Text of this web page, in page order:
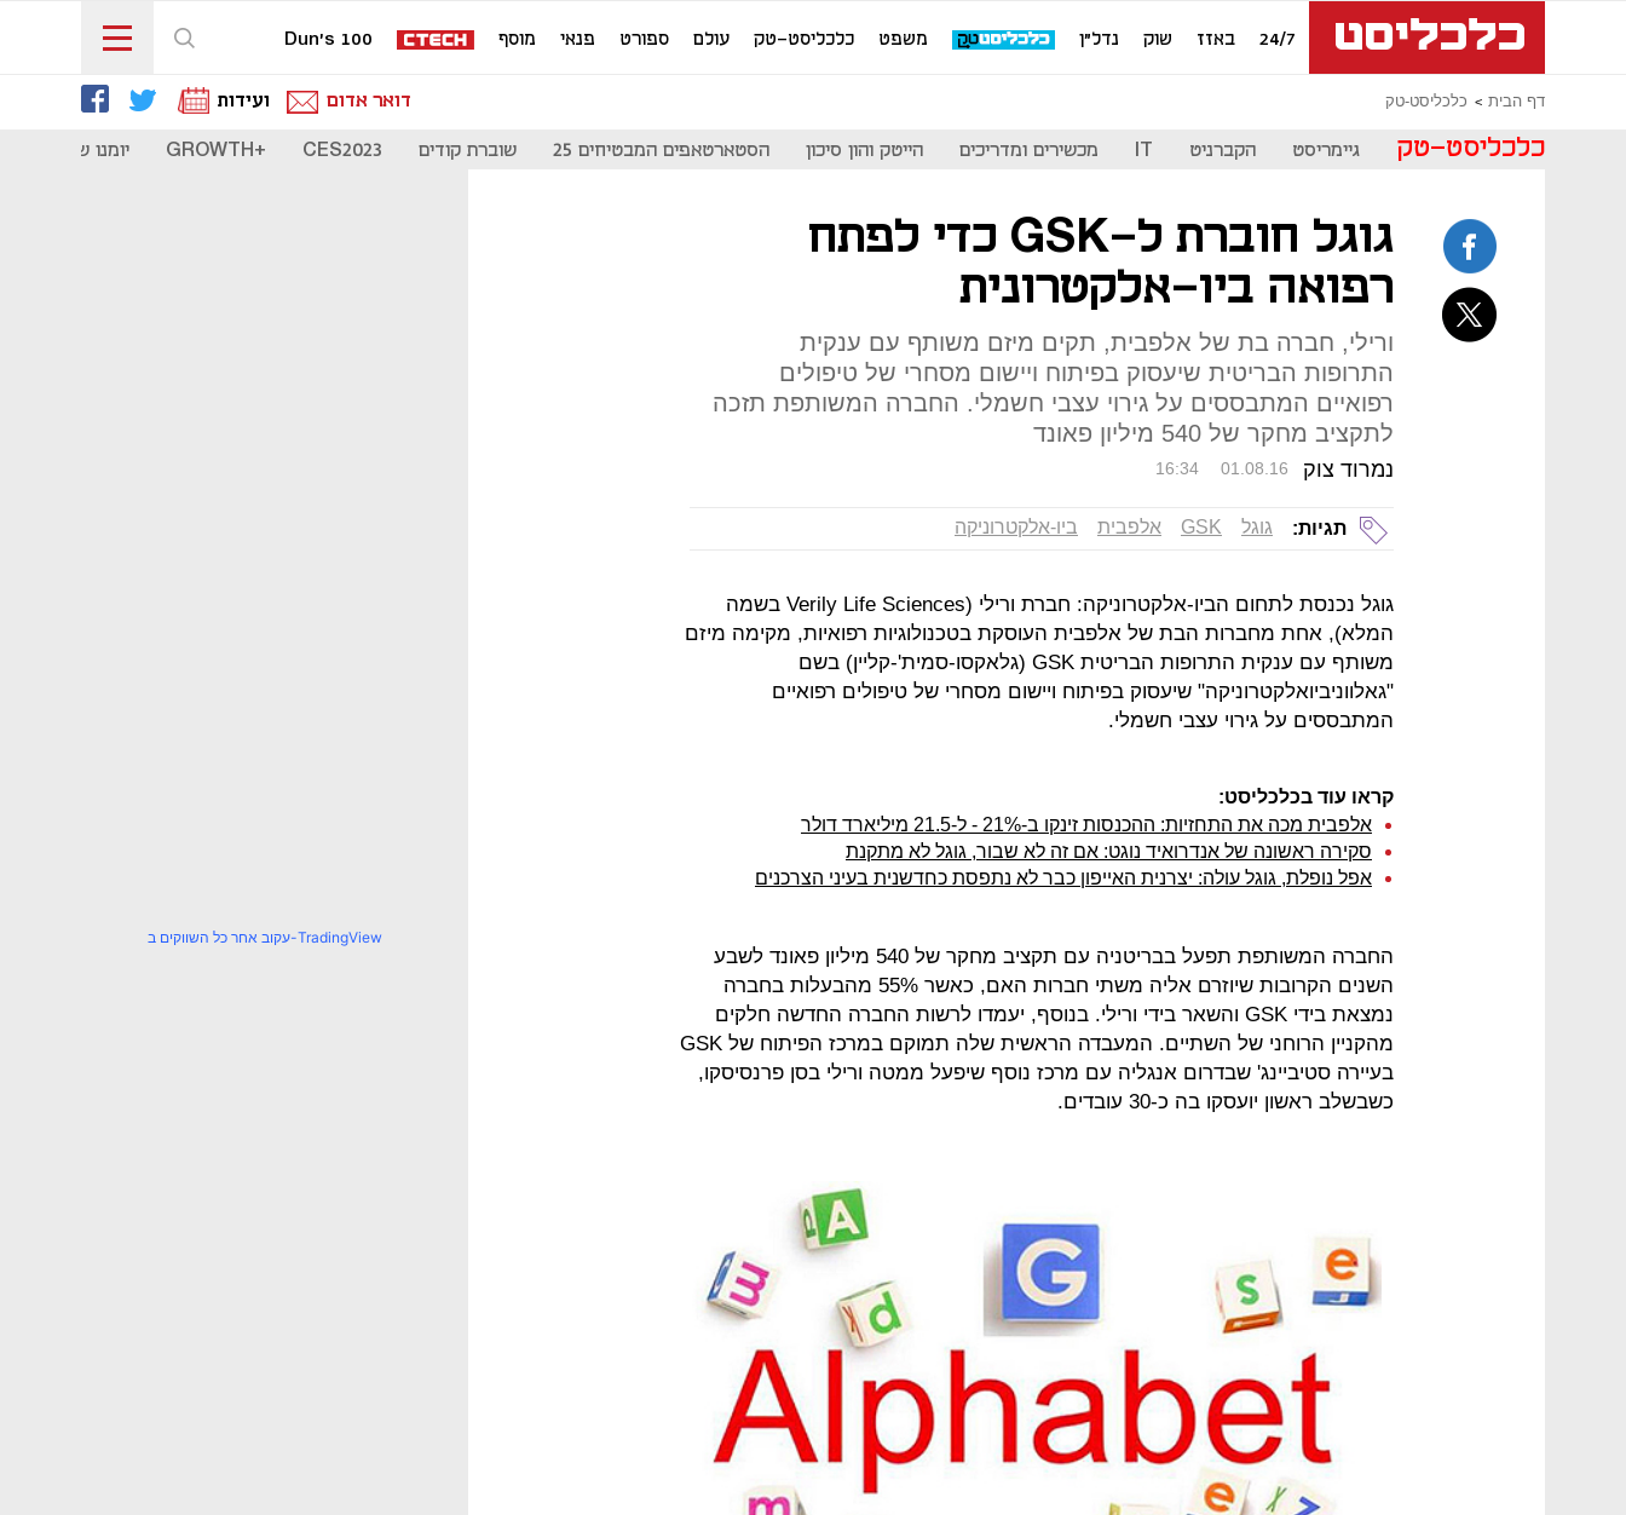
24/7 באזז שוק נדל"ן משפט כלכליסט-טק עולם ספורט פנאי מוסף Dun's 100
דף הבית כלכליסט-טק דואר אדום ועידות
כלכליסט-טק גיימריסט הקברניט IT מכשירים ומדריכים הייטק והון סיכון הסטארטאפים המבטיחים 25 שוברת קודים CES2023
+GROWTH יומנו של
גוגל חוברת ל-GSK כדי לפתח
רפואה ביו-אלקטרונית
ורילי, חברה בת של אלפבית, תקים מיזם משותף עם ענקית
התרופות הבריטית שיעסוק בפיתוח ויישום מסחרי של טיפולים
רפואיים המתבססים על גירוי עצבי חשמלי. החברה המשותפת תזכה
לתקציב מחקר של 540 מיליון פאונד
נמרוד צוק 16:34 01.08.16
תגיות: גוגל GSK אלפבית ביו-אלקטרוניקה
גוגל נכנסת לתחום הביו-אלקטרוניקה: חברת ורילי (Verily Life Sciences בשמה
המלא), אחת מחברות הבת של אלפבית העוסקת בטכנולוגיות רפואיות, מקימה מיזם
משותף עם ענקית התרופות הבריטית GSK (גלאקסו-סמית'-קליין) בשם
"גאלווניביואלקטרוניקה" שיעסוק בפיתוח ויישום מסחרי של טיפולים רפואיים
המתבססים על גירוי עצבי חשמלי.
קראו עוד בכלכליסט:
אלפבית מכה את התחזיות: ההכנסות זינקו ב-21% - ל-21.5 מיליארד דולר
סקירה ראשונה של אנדרואיד נוגט: אם זה לא שבור, גוגל לא מתקנת
אפל נופלת, גוגל עולה: יצרנית האייפון כבר לא נתפסת כחדשנית בעיני הצרכנים
החברה המשותפת תפעל בבריטניה עם תקציב מחקר של 540 מיליון פאונד לשבע
השנים הקרובות שיוזרם אליה משתי חברות האם, כאשר 55% מהבעלות בחברה
נמצאת בידי GSK והשאר בידי ורילי. בנוסף, יעמדו לרשות החברה החדשה חלקים
מהקניין הרוחני של השתיים. המעבדה הראשית שלה תמוקם במרכז הפיתוח של GSK
בעיירה סטיביינג' שבדרום אנגליה עם מרכז נוסף שיפעל ממטה ורילי בסן פרנסיסקו,
כשבשלב ראשון יועסקו בה כ-30 עובדים.
עקוב אחר כל השווקים ב-TradingView